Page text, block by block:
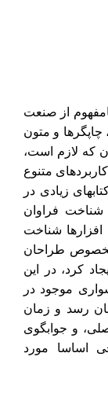
از صنعت
و متون
که لازم است،
متنوع
زیادی در
فراوان
شناخت
طراحان
کرد، در این
موجود در
رسد و زمان
و جوابگوی
اساسا مورد